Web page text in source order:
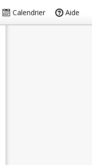
Calendrier Aide